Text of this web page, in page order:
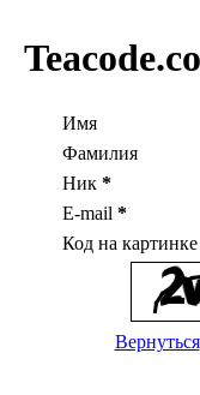
Имя
Фамилия
Ник *
E-mail *
Код на
Вернуться